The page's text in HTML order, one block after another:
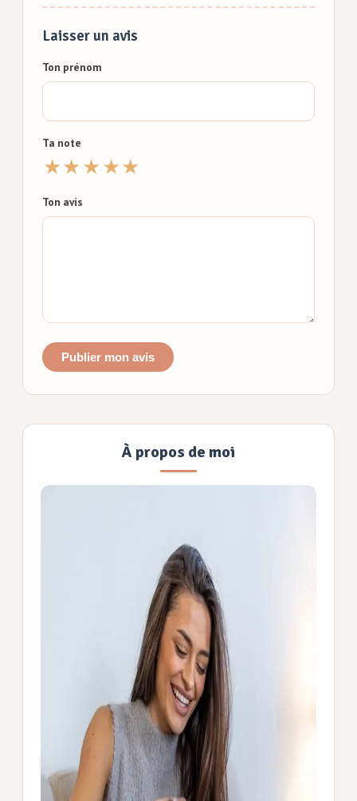
Laisser un avis
Ton prénom
Ta note
★★ ★ ★★
Ton avis
Publier mon avis
À propos de moi